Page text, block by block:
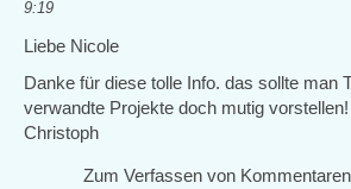
9:19
Liebe Nicole
Danke für diese tolle Info. das sollte man
verwandte Projekte doch mutig
Christoph
Zum Verfassen von